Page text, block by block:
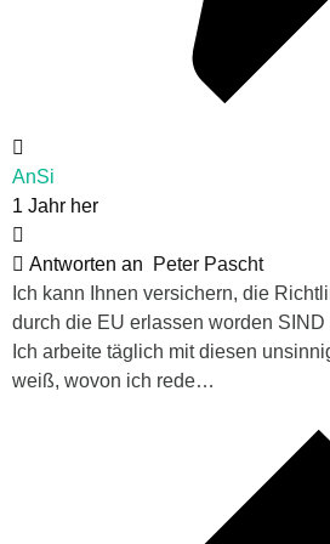
AnSi
1 Jahr her
Antworten an
Peter Pascht
Ich kann Ihnen versichern, die
durch die EU erlassen worden
Ich arbeite täglich mit diesen
weiß, wovon ich rede…